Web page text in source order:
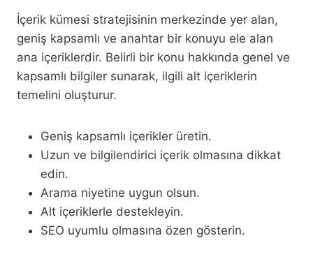
İçerik kümesi stratejisinin merkezinde yer alan,
geniş kapsamlı ve anahtar bir konuyu ele alan
ana içeriklerdir. Belirli bir konu hakkında genel ve
kapsamlı bilgiler sunarak, ilgili alt içeriklerin
temelini oluşturur.
Geniş kapsamlı içerikler üretin.
Uzun ve bilgilendirici içerik olmasına dikkat
edin.
Arama niyetine uygun olsun.
Alt içeriklerle destekleyin.
SEO uyumlu olmasına özen gösterin.